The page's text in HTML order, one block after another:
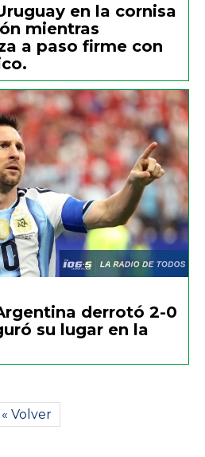
en la cornisa
mientras
a paso firme con
derrotó 2-0
su lugar en la
« Volver